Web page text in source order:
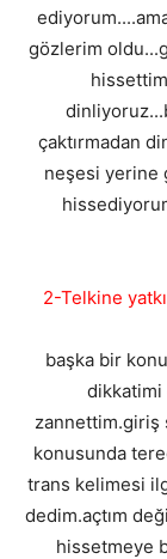
gözlerim
çaktırmadan
neşesi yerine
2-Telkine
başka bir
dikkatimi
zannettim.giriş
konusunda
trans kelimesi
dedim.açtım
hissetmeye